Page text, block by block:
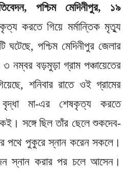
পশ্চিম মেদিনীপুর, ১৯
করতে গিয়ে মর্মান্তিক মৃত্যু
ঘটেছে, পশ্চিম মেদিনীপুর জেলার
নম্বর বড়মুড়া গ্রাম পঞ্চায়েতের
শনিবার রাতে ওই গ্রামের
বৃদ্ধা মা-এর শেষকৃত্য করতে
সঙ্গে ছিল তাঁর ছেলে শুকদেব-
পথে পুকুরে স্নান করেন সকলে।
স্নান করার পর চলে আসেন।‌